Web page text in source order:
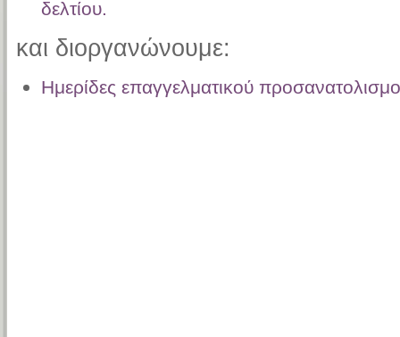
δελτίου.
και διοργανώνουμε:
Ημερίδες επαγγελματικού